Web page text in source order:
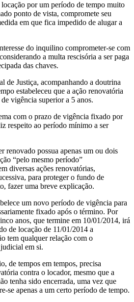
por um período de tempo muito
ponto de vista, compromete seu
em que fica impedido de alugar a
do inquilino comprometer-se com
a multa rescisória a ser paga
das chaves.
de Justiça, acompanhando a doutrina
estabeleceu que a ação renovatória
vigência superior a 5 anos.
com o prazo de vigência fixado por
respeito ao período mínimo a ser
renovado possua apenas um ou dois
“pelo mesmo período”
diversas ações renovatórias,
para proteger o fundo de
fazer uma breve explicação.
um novo período de vigência para
fixado após o término. Por
anos, que termine em 10/01/2014, irá
de locação de 11/01/2014 a
tem qualquer relação com o
em si.
de tempos em tempos, precisa
contra o locador, mesmo que a
tenha sido encerrada, uma vez que
se apenas a um certo período de tempo.